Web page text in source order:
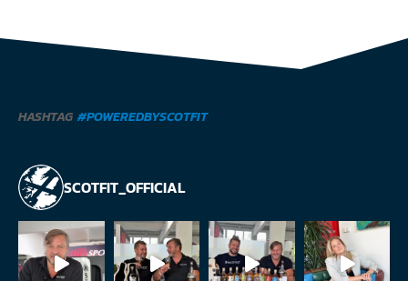
HASHTAG #POWEREDBYSCOTFIT
SCOTFIT_OFFICIAL